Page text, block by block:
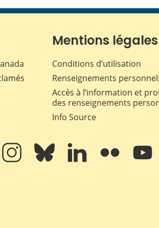
Mentions légales
Conditions d’utilisation
Renseignements
Accès à l’information et
des renseignements
Info Source